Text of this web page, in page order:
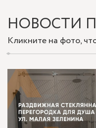
НОВОСТИ
Кликните на фото,